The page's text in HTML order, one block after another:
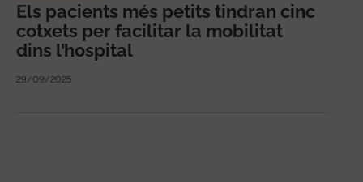
Els pacients més petits tindran cinc
cotxets per facilitar la mobilitat
dins l’hospital
29/09/2025